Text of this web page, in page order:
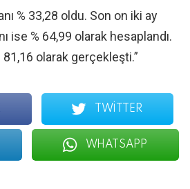
% 33,28 oldu. Son on iki ay
ise % 64,99 olarak hesaplandı.
81,16 olarak gerçekleşti.”
TWITTER
WHATSAPP